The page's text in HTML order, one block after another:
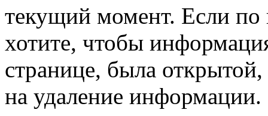
текущий момент. Если
хотите, чтобы
странице, была открытой,
на удаление информации.